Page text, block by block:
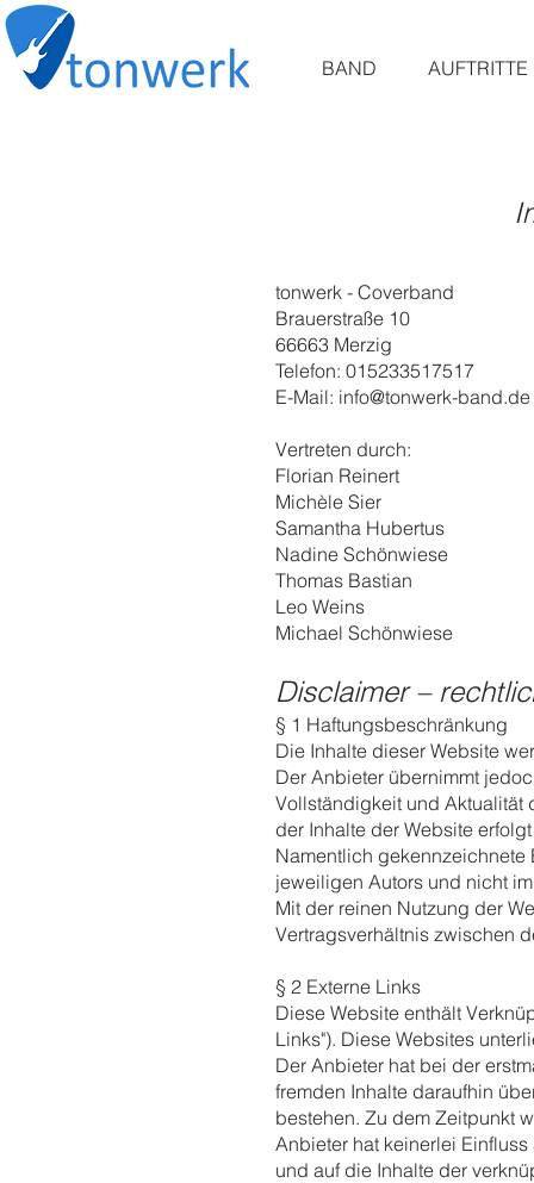
BAND AUFTRITTE
tonwerk - Coverband
Brauerstraße 10
66663 Merzig
Telefon: 015233517517
E-Mail: info@tonwerk-band.de
Vertreten durch:
Florian Reinert
Michèle Sier
Samantha Hubertus
Nadine Schönwiese
Thomas Bastian
Leo Weins
Michael Schönwiese
Disclaimer –
§ 1 Haftungsbeschränkung
Die Inhalte dieser Website
Der Anbieter übernimmt
Vollständigkeit und Aktualität
der Inhalte der Website
Namentlich
jeweiligen Autors und nicht
Mit der reinen Nutzung der
Vertragsverhältnis zwischen
§ 2 Externe Links
Diese Website enthält
Links"). Diese Websites
Der Anbieter hat bei der
fremden Inhalte daraufhin
bestehen. Zu dem Zeitpunkt
Anbieter hat keinerlei
und auf die Inhalte der